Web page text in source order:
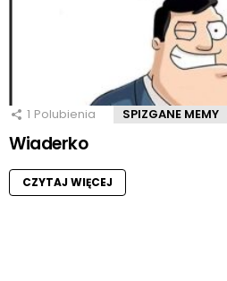
1 Polubienia SPIZGANE MEMY
Wiaderko
CZYTAJ WIĘCEJ